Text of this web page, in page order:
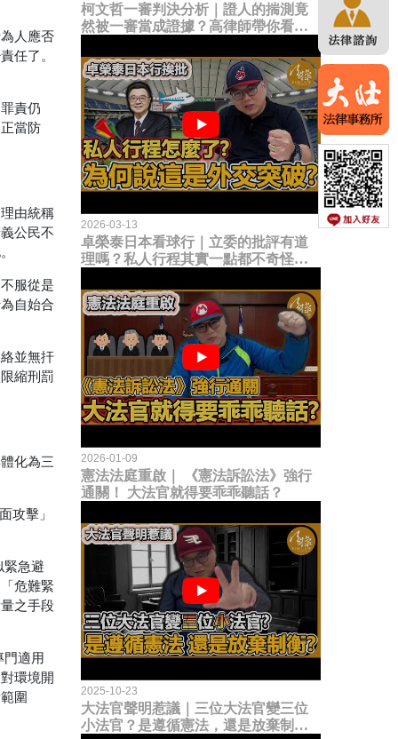
人應否
任了。
責仍
當防
由統稱
公民不
服從是
自始合
並無扞
縮刑罰
化為三
攻擊」
緊急避
危難緊
之手段
門適用
環境開
圍
柯文哲一審判決分析｜證人的揣測竟
然被一審當成證據？高律師帶你看未
2026-03-13
卓榮泰日本看球行｜立委的批評有道
理嗎？私人行程其實一點都不奇怪？
2026-01-09
憲法法庭重啟｜ 《憲法訴訟法》強行
通關！ 大法官就得要乖乖聽話？
2025-10-23
大法官聲明惹議｜三位大法官變三位
小法官？是遵循憲法，還是放棄制衡